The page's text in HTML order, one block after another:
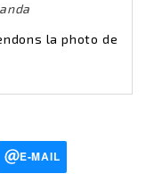
la photo de
E-MAIL